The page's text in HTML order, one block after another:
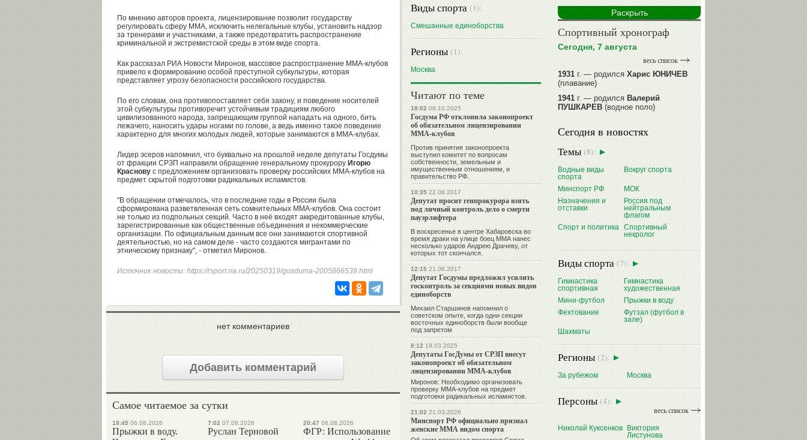
По мнению авторов проекта, лицензирование позволит государству
регулировать сферу ММА, исключить нелегальные клубы, установить надзор
за тренерами и участниками, а также предотвратить распространение
криминальной и экстремистской среды в этом виде спорта.
Как рассказал РИА Новости Миронов, массовое распространение ММА-клубов
привело к формированию особой преступной субкультуры, которая
представляет угрозу безопасности российского государства.
По его словам, она противопоставляет себя закону, и поведение носителей
этой субкультуры противоречит устойчивым традициям любого
цивилизованного народа, запрещающим группой нападать на одного, бить
лежачего, наносить удары ногами по голове, а ведь именно такое поведение
характерно для многих молодых людей, которые занимаются в ММА-клубах.
Лидер эсеров напомнил, что буквально на прошлой неделе депутаты Госдумы
от фракции СРЗП направили обращение генеральному прокурору Игорю
Краснову с предложением организовать проверку российских ММА-клубов на
предмет скрытой подготовки радикальных исламистов.
"В обращении отмечалось, что в последние годы в России была
сформирована разветвленная сеть сомнительных ММА-клубов. Она состоит
не только из подпольных секций. Часто в неё входят аккредитованные клубы,
зарегистрированные как общественные объединения и некоммерческие
организации. По официальным данным все они занимаются спортивной
деятельностью, но на самом деле - часто создаются мигрантами по
этническому признаку", - отметил Миронов.
Источник новости: https://rsport.ria.ru/20250319/gosduma-2005866539.html
нет комментариев
Добавить комментарий
Самое читаемое за сутки
18:45 06.08.2026
Прыжки в воду.
7:02 07.08.2026
Руслан Терновой
20:47 06.08.2026
ФГР: Использование
Виды спорта(1):
Смешанные единоборства
Регионы(1):
Москва
Читают по теме
18:0208.10.2025
Госдума РФ отклонила законопроект
об обязательном лицензировании
ММА-клубов
Против принятия законопроекта
выступил комитет по вопросам
собственности, земельным и
имущественным отношениям, и
правительство РФ.
10:3522.08.2017
Депутат просит генпрокурора взять
под личный контроль дело о смерти
пауэрлифтера
В воскресенье в центре Хабаровска во
время драки на улице боец ММА нанес
несколько ударов Андрею Драчеву, от
которых тот скончался.
12:1521.08.2017
Депутат Госдумы предложил усилить
госконтроль за секциями новых видов
единоборств
Михаил Старшинов напомнил о
советском опыте, когда одни секции
восточных единоборств были вообще
под запретом
8:1219.03.2025
Депутаты ГосДумы от СРЗП внесут
законопроект об обязательном
лицензировании ММА-клубов
Миронов: Необходимо организовать
проверку ММА-клубов на предмет
подготовки радикальных исламистов.
21:0221.03.2026
Минспорт РФ официально признал
женские ММА видом спорта
Раскрыть
Спортивный хронограф
Сегодня, 7 августа
весь список
1931г. — родилсяХарис ЮНИЧЕВ
(плавание)
1941г. — родилсяВалерий
ПУШКАРЕВ(водное поло)
1947г. — родилсяВалерий
ИЛЬИНЫХ(гимнастика спортивная)
1954г. — родилсяВалерий
ГАЗЗАЕВ(футбол)
1956г. — родилсяВладимир
РЫБАКОВ(легкая атлетика)
читать далее
Сегодня в новостях
Темы(8):
Водные виды
спорта
Вокруг спорта
Минспорт РФ
МОК
Назначения и
отставки
Россия под
нейтральным
флагом
Спорт и политика Спортивный
некролог
Виды спорта(7):
Гимнастика
спортивная
Гимнастика
художественная
Мини-футбол
Прыжки в воду
Фехтование
Футзал (футбол в
зале)
Шахматы
Регионы(2):
За рубежом Москва
Персоны(4):
весь список
Николай Куксенков Виктория
Листунова